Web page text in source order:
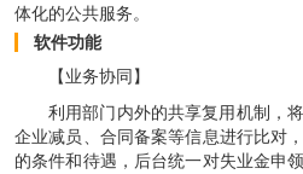
体化的公共服务。
软件功能
【业务协同】
利用部门内外的共享复用机制，
企业减员、合同备案等信息进行比对
的条件和待遇，后台统一对失业金申